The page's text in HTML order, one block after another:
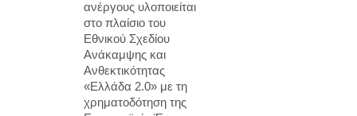
ανέργους υλοποιείται
στο πλαίσιο του
Εθνικού Σχεδίου
Ανάκαμψης και
Ανθεκτικότητας
«Ελλάδα 2.0» με τη
χρηματοδότηση της